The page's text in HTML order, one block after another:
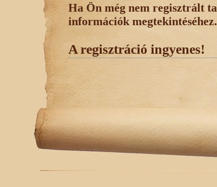
Ha Ön még nem regisztrált
információk megtekintéséhez.
A regisztráció ingyenes!